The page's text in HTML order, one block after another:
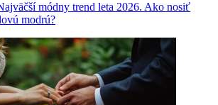
módny trend leta 2026. Ako nosiť
modrú?